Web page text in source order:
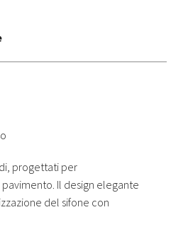
progettati per
Il design elegante
del sifone con